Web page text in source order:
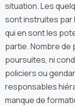
situation. Les
sont instruites par
qui en sont les
partie. Nombre de
poursuites, ni
policiers ou
responsables
manque de